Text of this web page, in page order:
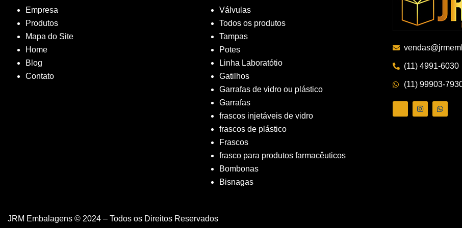
Empresa
Produtos
Mapa do Site
Home
Blog
Contato
Válvulas
Todos os produtos
Tampas
Potes
Linha Laboratótio
Gatilhos
Garrafas de vidro ou plástico
Garrafas
frascos injetáveis de vidro
frascos de plástico
Frascos
frasco para produtos farmacêuticos
Bombonas
Bisnagas
(11) 4991-6030
(11) 99903-
JRM Embalagens © 2024 – Todos os Direitos Reservados